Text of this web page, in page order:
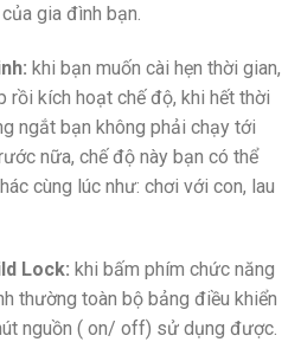
gia đình bạn.
khi bạn muốn cài hẹn thời gian,
rồi kích hoạt chế độ, khi hết thời
ngắt bạn không phải chạy tới
nữa, chế độ này bạn có thể
cùng lúc như: chơi với con, lau
Lock: khi bấm phím chức năng
thường toàn bộ bảng điều khiển
nguồn ( on/ off) sử dụng được.